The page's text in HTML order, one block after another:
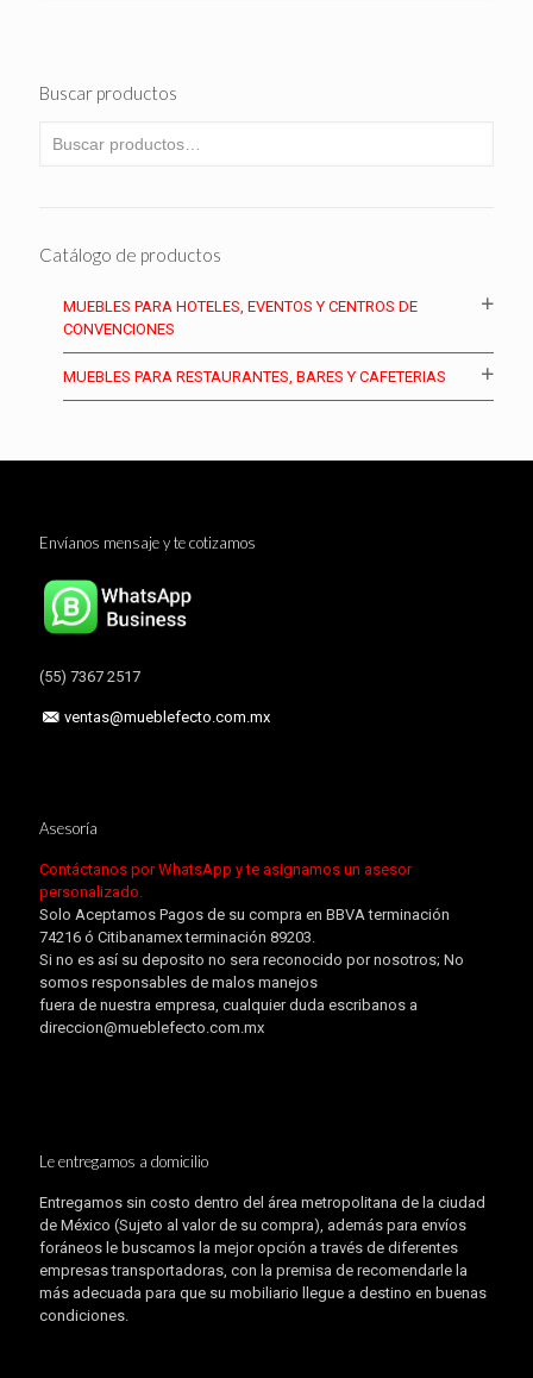
Buscar productos
Catálogo de productos
MUEBLES PARA HOTELES, EVENTOS Y CENTROS DE
CONVENCIONES
MUEBLES PARA RESTAURANTES, BARES Y CAFETERIAS
Envíanos mensaje y te cotizamos
(55) 7367 2517
ventas@mueblefecto.com.mx
Asesoría
Contáctanos por WhatsApp y te asignamos un asesor
personalizado.
Solo Aceptamos Pagos de su compra en BBVA terminación
74216 ó Citibanamex terminación 89203.
Si no es así su deposito no sera reconocido por nosotros; No
somos responsables de malos manejos
fuera de nuestra empresa, cualquier duda escribanos a
direccion@mueblefecto.com.mx
Le entregamos a domicilio
Entregamos sin costo dentro del área metropolitana de la ciudad
de México (Sujeto al valor de su compra), además para envíos
foráneos le buscamos la mejor opción a través de diferentes
empresas transportadoras, con la premisa de recomendarle la
más adecuada para que su mobiliario llegue a destino en buenas
condiciones.